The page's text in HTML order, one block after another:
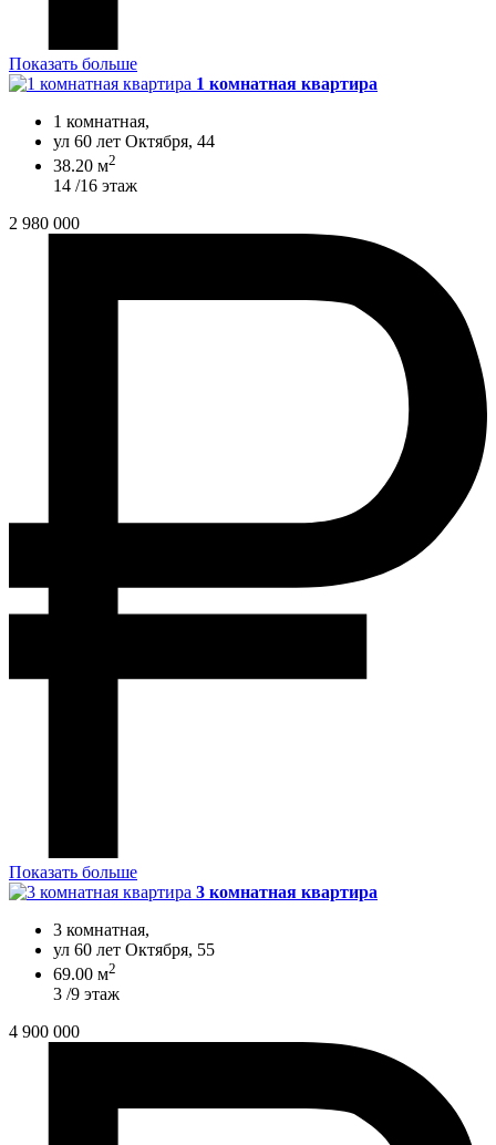
Показать больше
1 комнатная квартира
1 комнатная,
ул 60 лет Октября, 44
38.20 м2
14 /16 этаж
2 980 000
Показать больше
3 комнатная квартира
3 комнатная,
ул 60 лет Октября, 55
69.00 м2
3 /9 этаж
4 900 000